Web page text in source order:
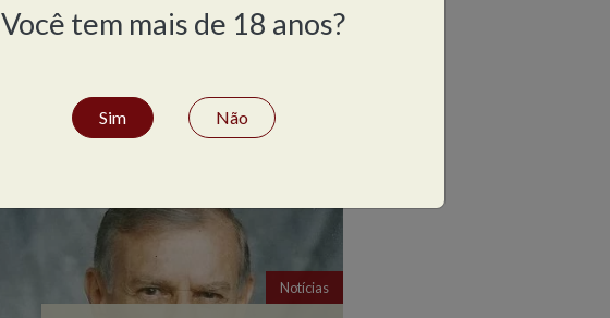
Notícias
Você tem mais de 18 anos?
Sim Não